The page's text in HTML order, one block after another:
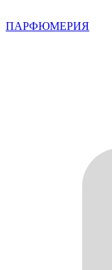
ПАРФЮМЕРИЯ